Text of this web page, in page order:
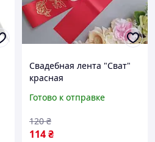
Свадебная лента "Сват"
красная
Готово к отправке
114₴
120 ₴